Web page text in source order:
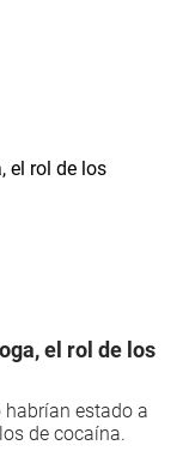
el rol de los
habrían estado a
de cocaína.